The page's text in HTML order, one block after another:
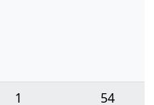
1 54